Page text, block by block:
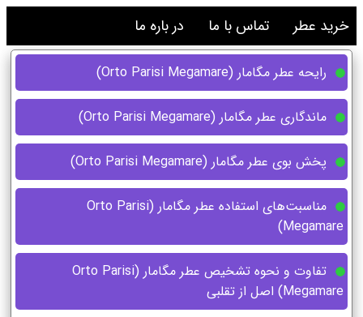
خرید عطر تماس با ما در باره ما
رایحه عطر مگامار (Orto Parisi Megamare)
ماندگاری عطر مگامار (Orto Parisi Megamare)
پخش بوی عطر مگامار (Orto Parisi Megamare)
مناسبت‌های استفاده عطر مگامار (Orto Parisi
Megamare)
تفاوت و نحوه تشخیص عطر مگامار (Orto Parisi
Megamare) اصل از تقلبی